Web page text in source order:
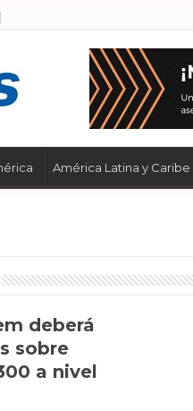
América Latina y Caribe
deberá
sobre
a nivel